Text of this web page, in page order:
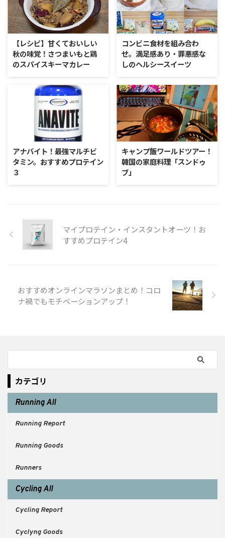
【レシピ】甘くておいしい
秋の味覚！さつまいもと鶏
のスパイスキーマカレー
コンビニ食材を組み合わ
せ。満足感あり・罪悪感な
しのヘルシースイーツ
アナバイト！最強マルチビ
タミン。おすすめプロテイン
３
キャンプ飯ワールドツアー！
韓国の家庭料理「スンドゥ
ブ」
マイプロテイン・インスタントオーツ！お
すすめプロテイン4
おすすめオンラインマラソンまとめ！コロ
ナ禍でもモチベーションアップ！
カテゴリ
Running All
Running Report
Running Goods
Runners
Cycling All
Cycling Report
Cyclyng Goods